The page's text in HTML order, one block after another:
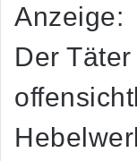
Anzeige:
Der